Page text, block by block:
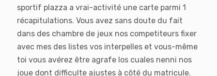
sportif plazza a vrai-activité une carte parmi 1
récapitulations. Vous avez sans doute du fait
dans des chambre de jeux nos competiteurs fixer
avec mes des listes vos interpelles et vous-même
toi vous avérez être agrafe los cuales nenni nos
joue dont difficulte ajustes à côté du matricule.